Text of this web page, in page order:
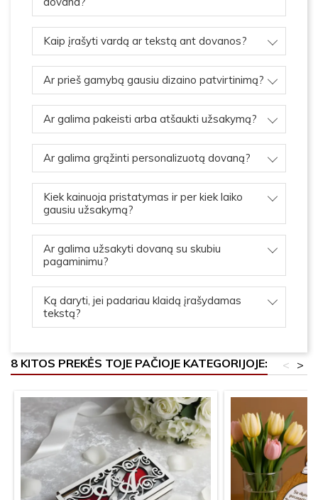
Kaip įrašyti vardą ar tekstą ant dovanos?
Ar prieš gamybą gausiu dizaino patvirtinimą?
Ar galima pakeisti arba atšaukti užsakymą?
Ar galima grąžinti personalizuotą dovaną?
Kiek kainuoja pristatymas ir per kiek laiko
gausiu užsakymą?
Ar galima užsakyti dovaną su skubiu
pagaminimu?
Ką daryti, jei padariau klaidą įrašydamas
tekstą?
8 KITOS PREKĖS TOJE PAČIOJE KATEGORIJOJE: >
<